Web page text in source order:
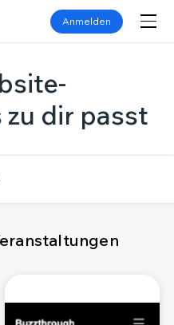
Anmelden
zu dir passt